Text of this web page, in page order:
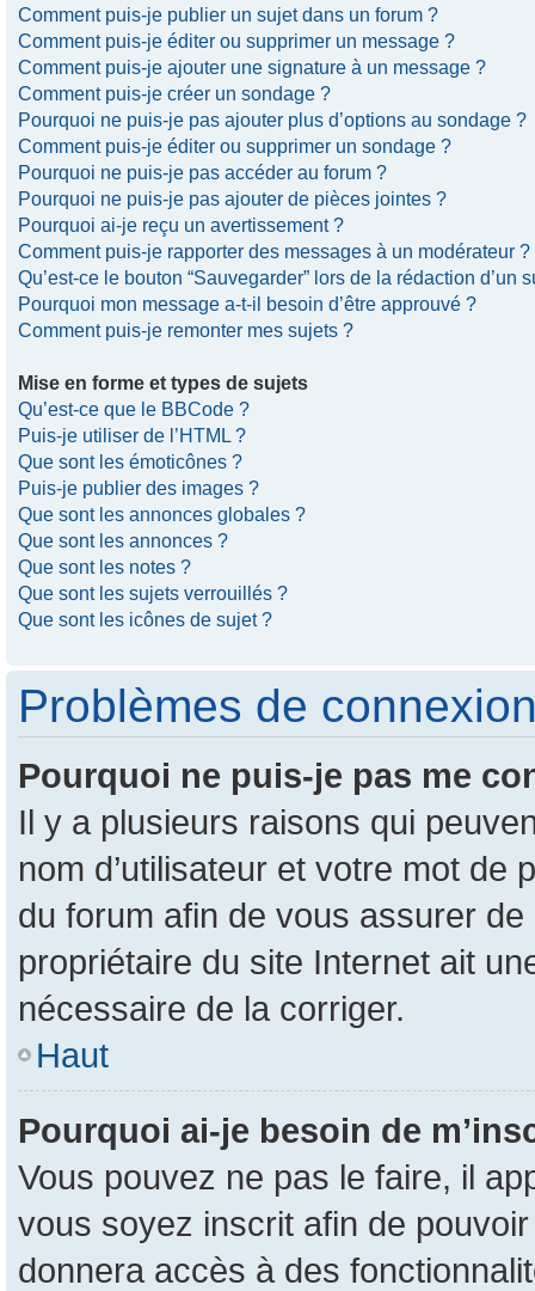
Comment puis-je publier un sujet dans un forum ?
Comment puis-je éditer ou supprimer un message ?
Comment puis-je ajouter une signature à un message ?
Comment puis-je créer un sondage ?
Pourquoi ne puis-je pas ajouter plus d’options au sondage ?
Comment puis-je éditer ou supprimer un sondage ?
Pourquoi ne puis-je pas accéder au forum ?
Pourquoi ne puis-je pas ajouter de pièces jointes ?
Pourquoi ai-je reçu un avertissement ?
Comment puis-je rapporter des messages à un modérateur ?
Qu’est-ce le bouton “Sauvegarder” lors de la rédaction d’un
Pourquoi mon message a-t-il besoin d’être approuvé ?
Comment puis-je remonter mes sujets ?
Mise en forme et types de sujets
Qu’est-ce que le BBCode ?
Puis-je utiliser de l’HTML ?
Que sont les émoticônes ?
Puis-je publier des images ?
Que sont les annonces globales ?
Que sont les annonces ?
Que sont les notes ?
Que sont les sujets verrouillés ?
Que sont les icônes de sujet ?
Problèmes de
Pourquoi ne puis-je pas me
Il y a plusieurs raisons qui
nom d’utilisateur et votre mot de
du forum afin de vous assurer
propriétaire du site Internet ait
nécessaire de la corriger.
Haut
Pourquoi ai-je besoin de
Vous pouvez ne pas le faire, il
vous soyez inscrit afin de
donnera accès à des